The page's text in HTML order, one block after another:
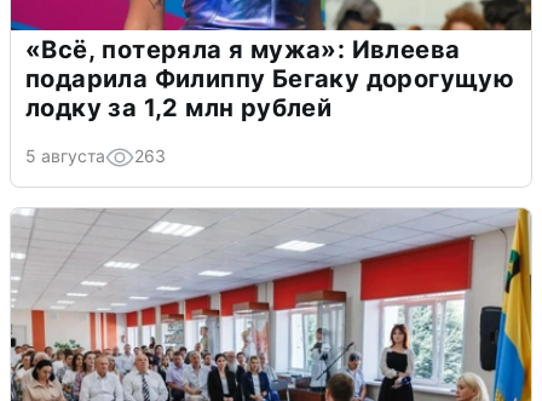
«Всё, потеряла я мужа»: Ивлеева
подарила Филиппу Бегаку дорогущую
лодку за 1,2 млн рублей
5 августа 263